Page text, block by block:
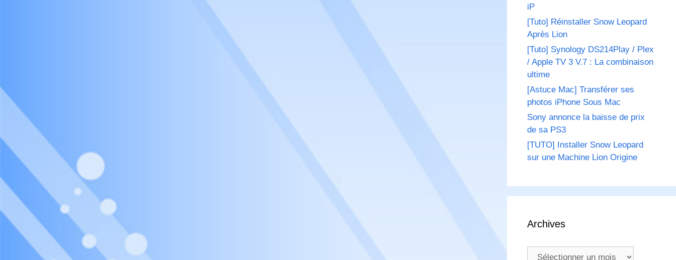
iP
[Tuto] Réinstaller Snow Leopard
Après Lion
[Tuto] Synology DS214Play / Plex
/ Apple TV 3 V.7 : La combinaison
ultime
[Astuce Mac] Transférer ses
photos iPhone Sous Mac
Sony annonce la baisse de prix
de sa PS3
[TUTO] Installer Snow Leopard
sur une Machine Lion Origine
Archives
Archives